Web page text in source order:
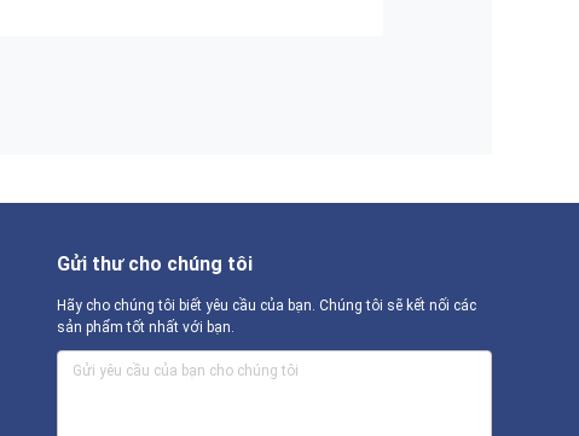
Gửi thư cho chúng tôi
Hãy cho chúng tôi biết yêu cầu của bạn. Chúng tôi sẽ kết nối các
sản phẩm tốt nhất với bạn.